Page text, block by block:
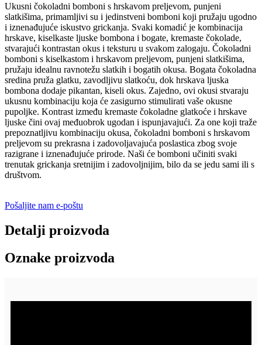
Ukusni čokoladni bomboni s hrskavom preljevom, punjeni
slatkišima, primamljivi su i jedinstveni bomboni koji pružaju ugodno
i iznenađujuće iskustvo grickanja. Svaki komadić je kombinacija
hrskave, kiselkaste ljuske bombona i bogate, kremaste čokolade,
stvarajući kontrastan okus i teksturu u svakom zalogaju. Čokoladni
bomboni s kiselkastom i hrskavom preljevom, punjeni slatkišima,
pružaju idealnu ravnotežu slatkih i bogatih okusa. Bogata čokoladna
sredina pruža glatku, zavodljivu slatkoću, dok hrskava ljuska
bombona dodaje pikantan, kiseli okus. Zajedno, ovi okusi stvaraju
ukusnu kombinaciju koja će zasigurno stimulirati vaše okusne
pupoljke. Kontrast između kremaste čokoladne glatkoće i hrskave
ljuske čini ovaj međuobrok ugodan i ispunjavajući. Za one koji traže
prepoznatljivu kombinaciju okusa, čokoladni bomboni s hrskavom
preljevom su prekrasna i zadovoljavajuća poslastica zbog svoje
razigrane i iznenađujuće prirode. Naši će bomboni učiniti svaki
trenutak grickanja sretnijim i zadovoljnijim, bilo da se jedu sami ili s
društvom.
Pošaljite nam e-poštu
Detalji proizvoda
Oznake proizvoda